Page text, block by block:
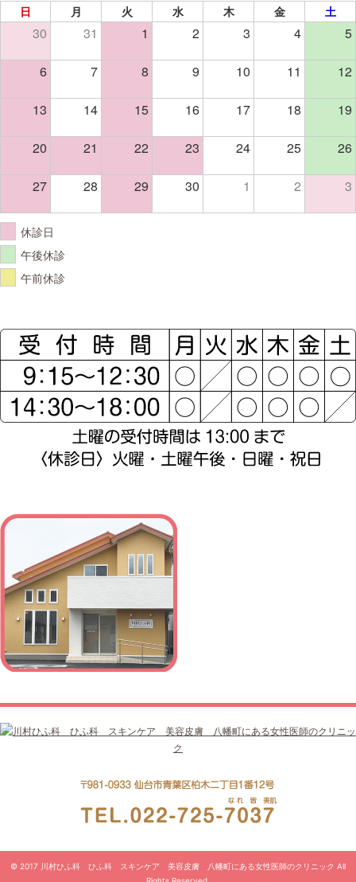
日 月 火 水 木 金 土
30 31 1 2 3 4 5
6 7 8 9 10 11 12
13 14 15 16 17 18 19
20 21 22 23 24 25 26
27 28 29 30 1 2 3
休診日
午後休診
午前休診
© 2017 川村ひふ科 ひふ科 スキンケア 美容皮膚 八幡町にある女性医師のクリニック All